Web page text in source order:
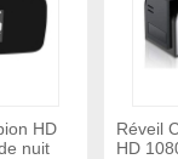
HD
nuit
Réveil
HD